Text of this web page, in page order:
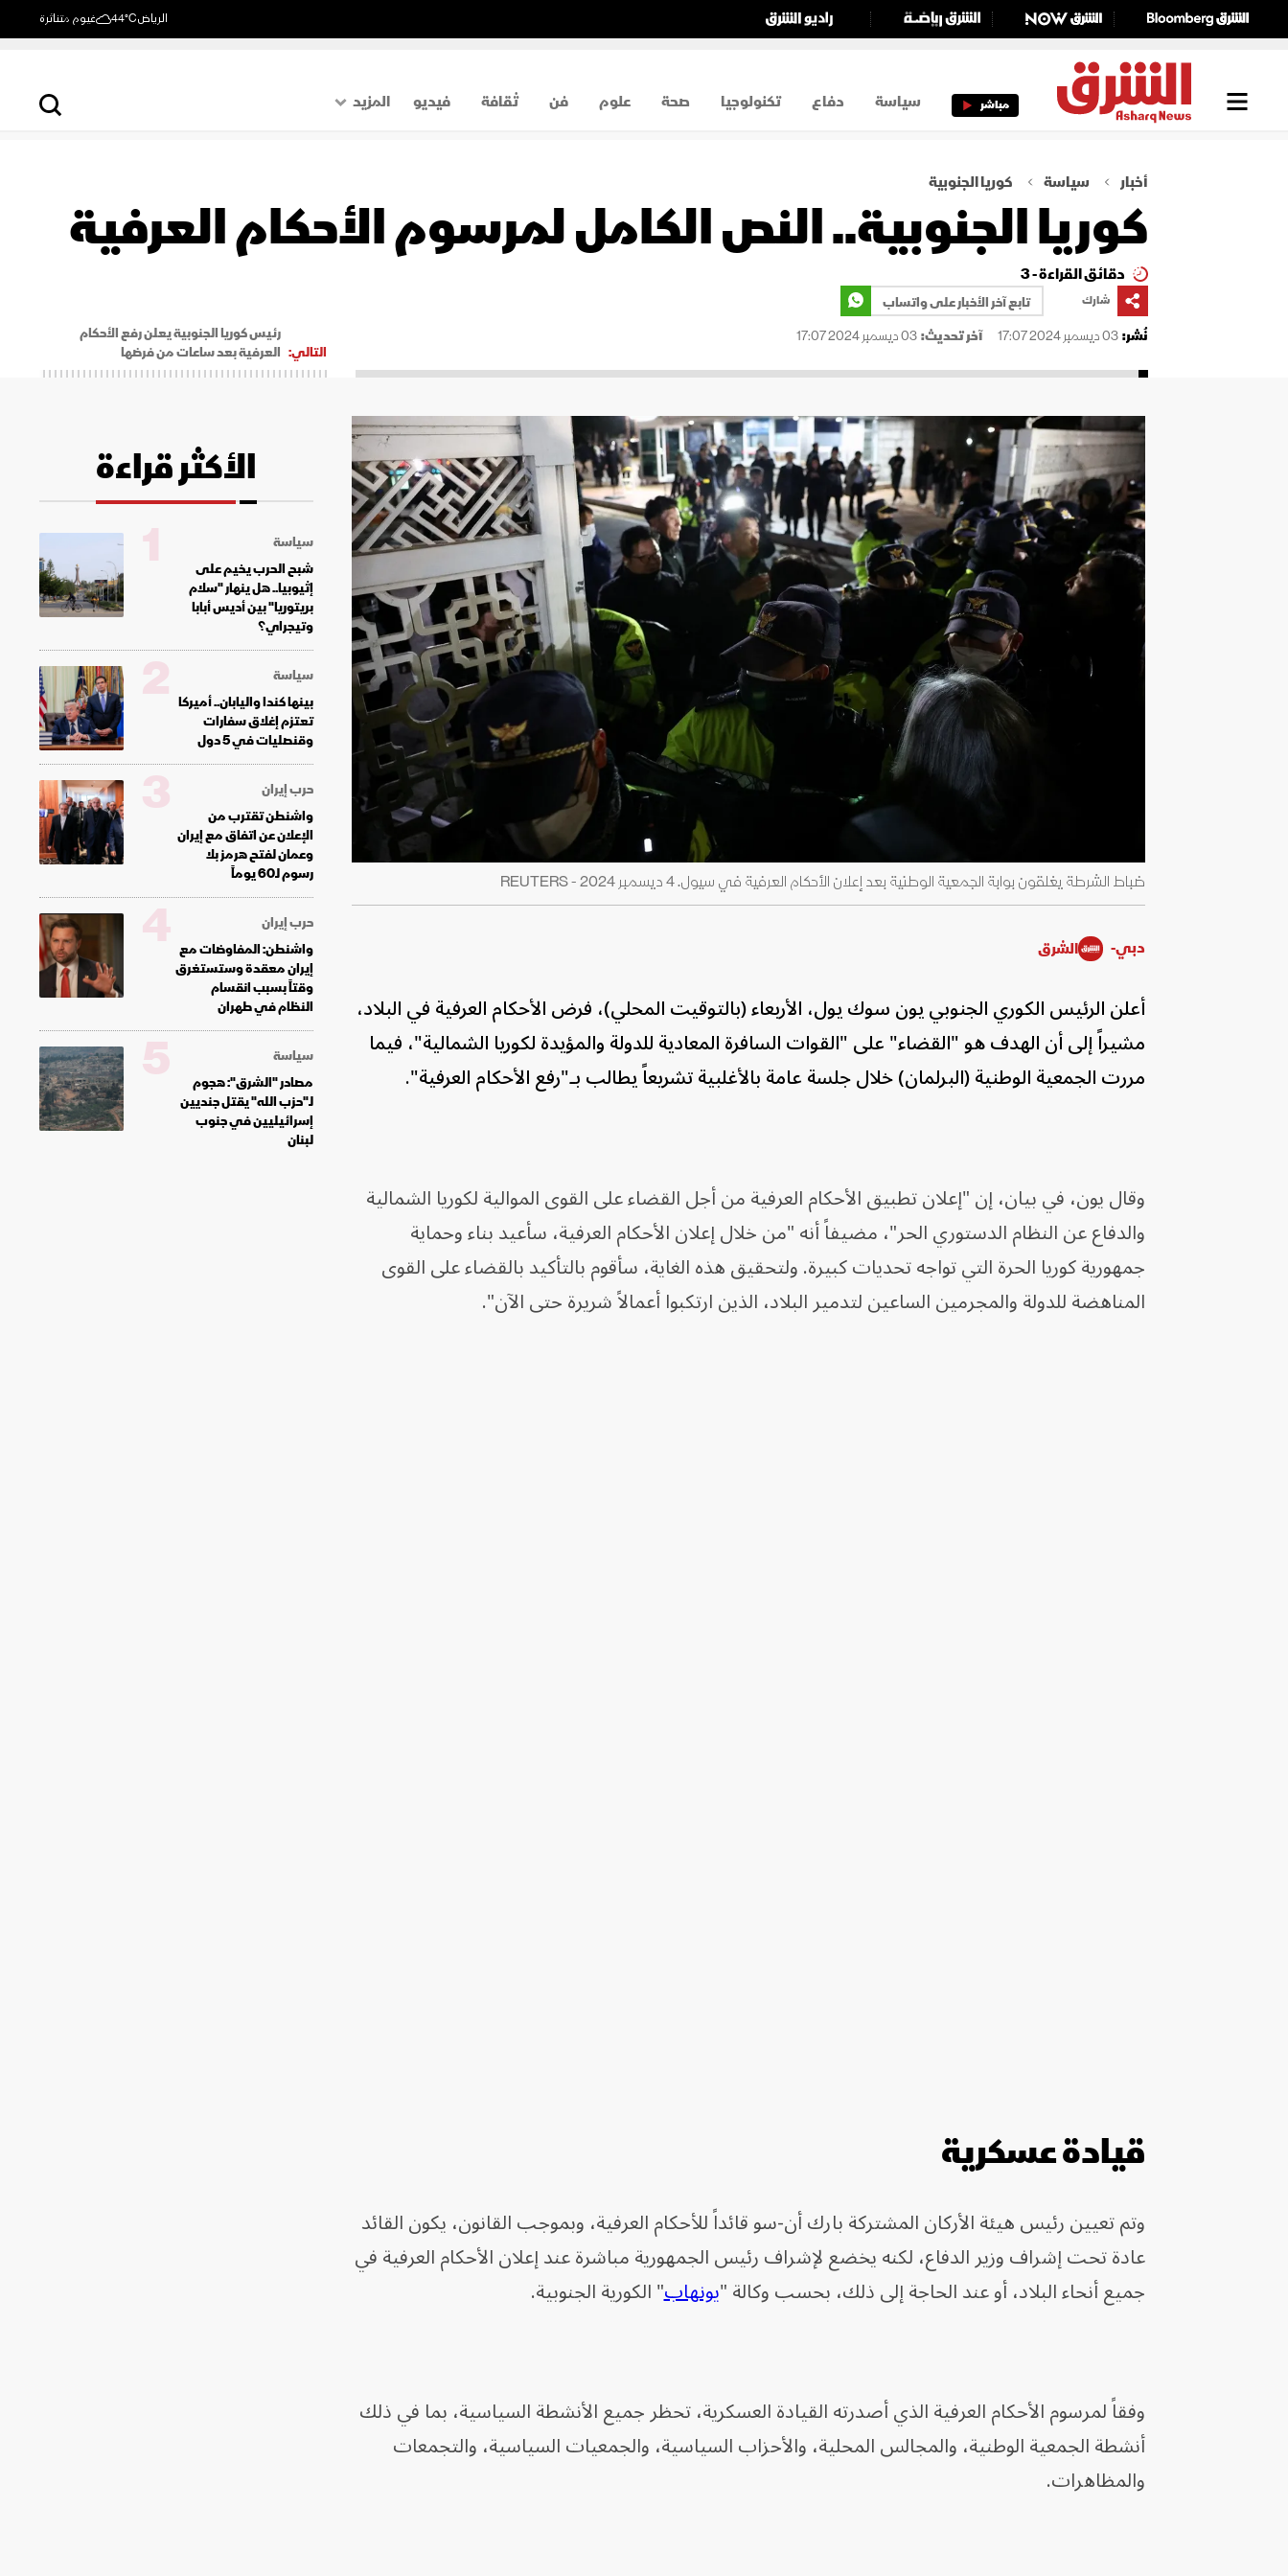
الرياض44°C غيوم متناثرة
مباشر سياسة دفاع تكنولوجيا صحة علوم فن ثقافة فيديو
المزيد
اقتصاد
أخبار سياسة كوريا الجنوبية
كوريا الجنوبية.. النص الكامل لمرسوم الأحكام العرفية
دقائق القراءة - 3
شارك
تابع آخر الأخبار على واتساب
نُشر:03 ديسمبر 2024 17:07 آخر تحديث:03 ديسمبر 2024 17:07
التالي:
رئيس كوريا الجنوبية يعلن رفع الأحكام
العرفية بعد ساعات من فرضها
ضباط الشرطة يغلقون بوابة الجمعية الوطنية بعد إعلان الأحكام العرفية في سيول. 4 ديسمبر 2024 - REUTERS
دبي- الشرق
أعلن الرئيس الكوري الجنوبي يون سوك يول، الأربعاء (بالتوقيت المحلي)، فرض الأحكام العرفية في البلاد،
مشيراً إلى أن الهدف هو "القضاء" على "القوات السافرة المعادية للدولة والمؤيدة لكوريا الشمالية"، فيما
مررت الجمعية الوطنية (البرلمان) خلال جلسة عامة بالأغلبية تشريعاً يطالب بـ"رفع الأحكام العرفية".
وقال يون، في بيان، إن "إعلان تطبيق الأحكام العرفية من أجل القضاء على القوى الموالية لكوريا الشمالية
والدفاع عن النظام الدستوري الحر"، مضيفاً أنه "من خلال إعلان الأحكام العرفية، سأعيد بناء وحماية
جمهورية كوريا الحرة التي تواجه تحديات كبيرة. ولتحقيق هذه الغاية، سأقوم بالتأكيد بالقضاء على القوى
المناهضة للدولة والمجرمين الساعين لتدمير البلاد، الذين ارتكبوا أعمالاً شريرة حتى الآن".
قيادة عسكرية
وتم تعيين رئيس هيئة الأركان المشتركة بارك أن-سو قائداً للأحكام العرفية، وبموجب القانون، يكون القائد
عادة تحت إشراف وزير الدفاع، لكنه يخضع لإشراف رئيس الجمهورية مباشرة عند إعلان الأحكام العرفية في
جميع أنحاء البلاد، أو عند الحاجة إلى ذلك، بحسب وكالة "يونهاب" الكورية الجنوبية.
وفقاً لمرسوم الأحكام العرفية الذي أصدرته القيادة العسكرية، تحظر جميع الأنشطة السياسية، بما في ذلك
أنشطة الجمعية الوطنية، والمجالس المحلية، والأحزاب السياسية، والجمعيات السياسية، والتجمعات
والمظاهرات.
الأكثر قراءة
سياسة
شبح الحرب يخيم على
إثيوبيا.. هل ينهار "سلام
بريتوريا" بين أديس أبابا
وتيجراي؟
1
سياسة
بينها كندا واليابان.. أميركا
تعتزم إغلاق سفارات
وقنصليات في 5 دول
2
حرب إيران
واشنطن تقترب من
الإعلان عن اتفاق مع إيران
وعمان لفتح هرمز بلا
رسوم لـ60 يوماً
3
حرب إيران
واشنطن: المفاوضات مع
إيران معقدة وستستغرق
وقتاً بسبب انقسام
النظام في طهران
4
سياسة
مصادر "الشرق": هجوم
لـ"حزب الله" يقتل جنديين
إسرائيليين في جنوب
لبنان
5